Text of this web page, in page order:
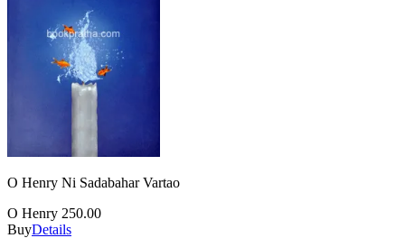
O Henry Ni Sadabahar Vartao
O Henry 250.00
BuyDetails